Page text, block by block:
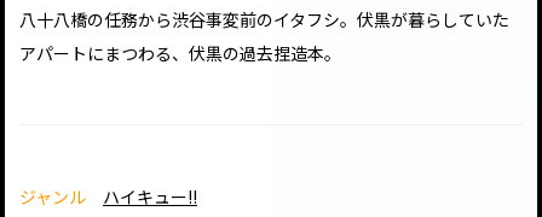
八十八橋の任務から渋谷事変前のイタフシ。伏黒が暮らしていた
アパートにまつわる、伏黒の過去捏造本。
ジャンル
ハイキュー!!